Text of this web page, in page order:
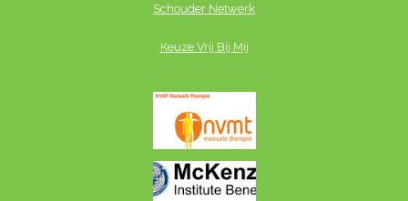
Schouder Netwerk
Keuze Vrij Bij Mij